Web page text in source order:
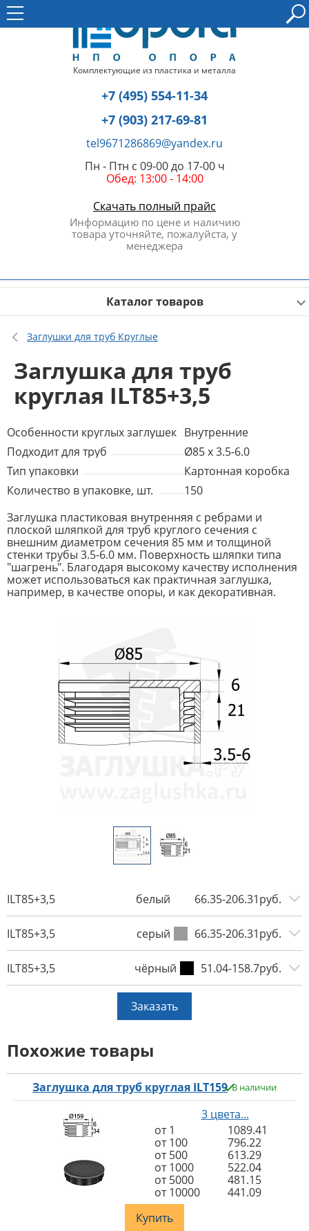
Комплектующие из пластика и металла
+7 (495) 554-11-34
+7 (903) 217-69-81
tel9671286869@yandex.ru
Пн - Птн с 09-00 до 17-00 ч
Обед: 13:00 - 14:00
Скачать полный прайс
Информацию по цене и наличию
товара уточняйте, пожалуйста, у
менеджера
Каталог товаров
Заглушки для труб Круглые
Заглушка для труб
круглая ILT85+3,5
Особенности круглых заглушек Внутренние
Подходит для труб
Ø85 x 3.5-6.0
Тип упаковки
Картонная коробка
Количество в упаковке, шт.
150
Заглушка пластиковая внутренняя с ребрами и
плоской шляпкой для труб круглого сечения с
внешним диаметром сечения 85 мм и толщиной
стенки трубы 3.5-6.0 мм. Поверхность шляпки типа
"шагрень". Благодаря высокому качеству исполнения
может использоваться как практичная заглушка,
например, в качестве опоры, и как декоративная.
ILT85+3,5 белый 66.35-206.31руб.
ILT85+3,5 серый 66.35-206.31руб.
ILT85+3,5 чёрный 51.04-158.7руб.
Заказать
Похожие товары
Заглушка для труб круглая ILT159 В наличии
3 цвета...
от 1
1089.41
от 100
796.22
от 500
613.29
от 1000
522.04
от 5000
481.15
от 10000
441.09
Купить